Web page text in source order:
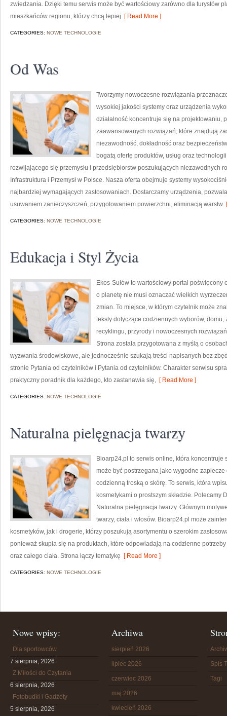
zwiedzania. Dzięki temu serwis może być wartościowy zarówno dla turystów
mieszkańców regionu, którzy chcą lepiej [ Read More ]
CATEGORIES: NOWE TECHNOLOGIE
Od Was
Tworzymy nowoczesne rozwiązania
wysokiej jakości systemy oraz urządzenia
działalność koncentruje się na projektowaniu,
zaawansowanych rozwiązań, które znajdują
niezawodność, dokładność oraz
bogatą ofertę produktów, usług oraz
rozwijającego się przemysłu i przedsiębiorstw poszukujących niezawodnych
Infrastruktura i Przemysł w Polsce. Nasza oferta obejmuje systemy
najbardziej wymagających zastosowaniach. Dostarczamy urządzenia,
usuwaniem zanieczyszczeń, przygotowaniem powierzchni, eliminacją warstw
CATEGORIES: NOWE TECHNOLOGIE
Edukacja i Styl Życia
Ekos-Sułów to wartościowy portal
o planetę nie musi oznaczać wielkich
zmian. To miejsce, w którym czytelnik może
teksty dotyczące codziennych wyborów,
recyklingu, przyrody i nowoczesnych
Strona została przygotowana z myślą o
wyzwania środowiskowe, ale jednocześnie szukają treści napisanych bez
stronie Pytania od czytelników i Pytania od czytelników. Charakter serwisu
praktyczny poradnik dla każdego, kto zastanawia się, [ Read More ]
CATEGORIES: NOWE TECHNOLOGIE
Naturalna pielęgnacja twarzy
Bioarp24.pl to serwis online, która koncentruje
może być postrzegana jako wygodne
codzienną troską o skórę. To serwis, która
kosmetykami o prostszym składzie. Polecamy
Naturalna pielęgnacja twarzy. Głównym
twarzy, ciała i włosów. Bioarp24.pl może
kosmetyków, jak i drogerie, którzy poszukują asortymentu o szerokim
ponieważ skupia się na produktach, które odpowiadają na codzienne
oraz całego ciała. Strona łączy tematykę [ Read More ]
CATEGORIES: NOWE TECHNOLOGIE
Nowe wpisy:
Dla sportowców
7 sierpnia, 2026
Z Miłości do Czytania
6 sierpnia, 2026
Fotobudki i Gadżety
5 sierpnia, 2026
Archiwa
sierpień 2026
lipiec 2026
czerwiec 2026
maj 2026
kwiecień 2026
Spis
Tagi